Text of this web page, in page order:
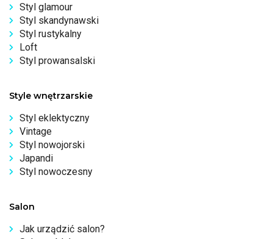
Styl glamour
Styl skandynawski
Styl rustykalny
Loft
Styl prowansalski
Style wnętrzarskie
Styl eklektyczny
Vintage
Styl nowojorski
Japandi
Styl nowoczesny
Salon
Jak urządzić salon?